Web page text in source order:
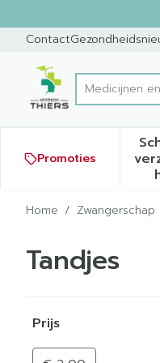
Contact
Product,
Promoties
Home /
Tandjes
Prijs